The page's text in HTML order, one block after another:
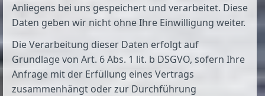
Anliegens bei uns gespeichert und verarbeitet. Diese
Daten geben wir nicht ohne Ihre Einwilligung weiter.
Die Verarbeitung dieser Daten erfolgt auf
Grundlage von Art. 6 Abs. 1 lit. b DSGVO, sofern Ihre
Anfrage mit der Erfüllung eines Vertrags
zusammenhängt oder zur Durchführung